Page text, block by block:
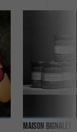
Maison Bignalet